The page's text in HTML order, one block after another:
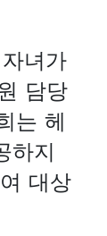
녀가
담당
는 헤
지
대상